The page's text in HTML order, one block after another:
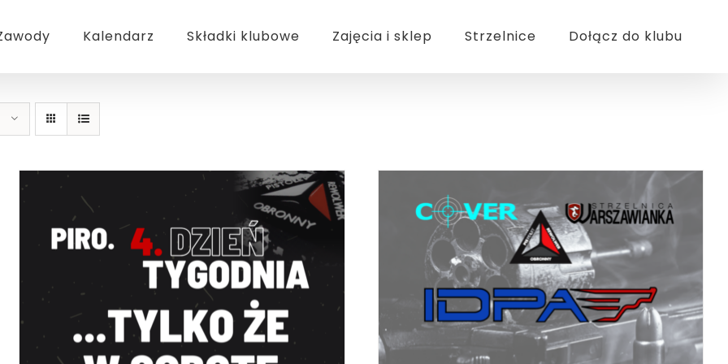
Kalendarz Składki klubowe Zajęcia i sklep Strzelnice Dołącz do klubu
BOOK / SZCZEGÓŁY BOOK / SZCZEGÓŁY